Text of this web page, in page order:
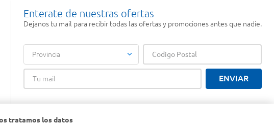
Enterate de nuestras ofertas
Dejanos tu mail para recibir todas las ofertas y promociones antes que nadie.
Provincia
ENVIAR
tratamos los datos